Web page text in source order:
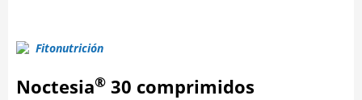
Fitonutrición
Noctesia® 30 comprimidos